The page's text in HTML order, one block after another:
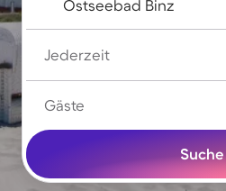
Jederzeit
Gäste
Suche